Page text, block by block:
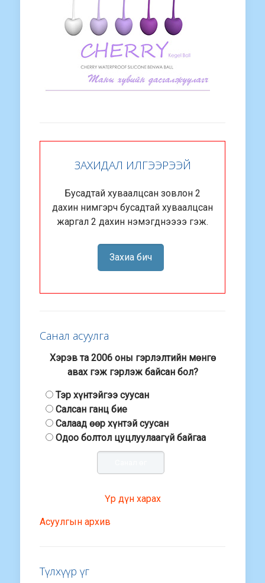
ЗАХИДАЛ ИЛГЭЭРЭЭЙ
Бусадтай хуваалцсан зовлон 2
дахин нимгэрч бусадтай хуваалцсан
жаргал 2 дахин нэмэгднээээ гэж.
Захиа бич
Санал асуулга
Хэрэв та 2006 оны гэрлэлтийн мөнгө
авах гэж гэрлэж байсан бол?
Тэр хүнтэйгээ суусан
Салсан ганц бие
Салаад өөр хүнтэй суусан
Одоо болтол цуцлуулаагүй байгаа
Үр дүн харах
Асуулгын архив
Түлхүүр үг